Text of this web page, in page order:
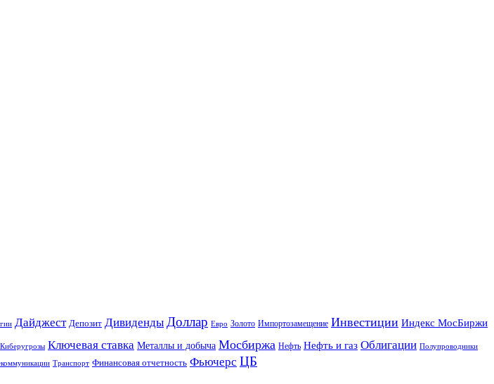
Дайджест Депозит Дивиденды Доллар Евро Золото Импортозамещение Инвестиции Индекс МосБиржи
Киберугрозы Ключевая ставка Металлы и добыча Мосбиржа Нефть Нефть и газ Облигации Полупроводники
Транспорт Финансовая отчетность Фьючерс ЦБ